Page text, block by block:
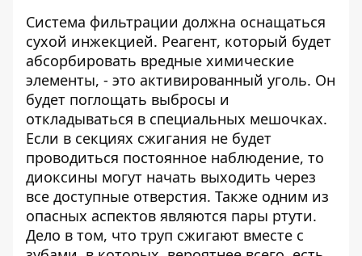
Система фильтрации должна оснащаться
сухой инжекцией. Реагент, который будет
абсорбировать вредные химические
элементы, - это активированный уголь. Он
будет поглощать выбросы и
откладываться в специальных мешочках.
Если в секциях сжигания не будет
проводиться постоянное наблюдение, то
диоксины могут начать выходить через
все доступные отверстия. Также одним из
опасных аспектов являются пары ртути.
Дело в том, что труп сжигают вместе с